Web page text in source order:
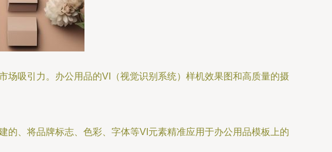
吸引力。办公用品的VI（视觉识别系统）样机效果图和高质量的摄
、将品牌标志、色彩、字体等VI元素精准应用于办公用品模板上的